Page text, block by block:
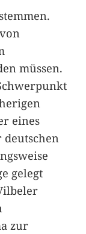
müssen.
eines
gelegt
zur